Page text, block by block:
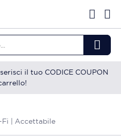
il tuo CODICE COUPON
Fi | Accettabile